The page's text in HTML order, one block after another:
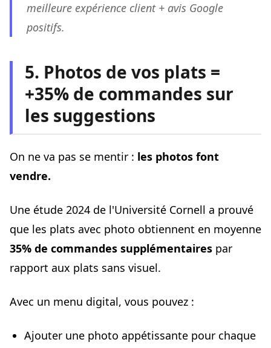
meilleure expérience client + avis Google
positifs.
5. Photos de vos plats =
+35% de commandes sur
les suggestions
On ne va pas se mentir : les photos font
vendre.
Une étude 2024 de l'Université Cornell a prouvé
que les plats avec photo obtiennent en moyenne
35% de commandes supplémentaires par
rapport aux plats sans visuel.
Avec un menu digital, vous pouvez :
Ajouter une photo appétissante pour chaque